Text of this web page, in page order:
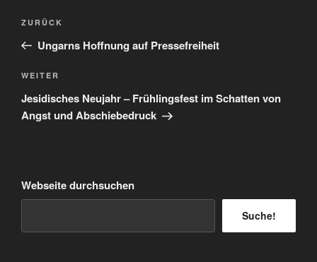
Beitragsnavigation
Vorheriger
Beitrag
ZURÜCK
Ungarns Hoffnung auf Pressefreiheit
Nächster
Beitrag
WEITER
Jesidisches Neujahr – Frühlingsfest im Schatten von
Angst und Abschiebedruck
Webseite durchsuchen
Suche!